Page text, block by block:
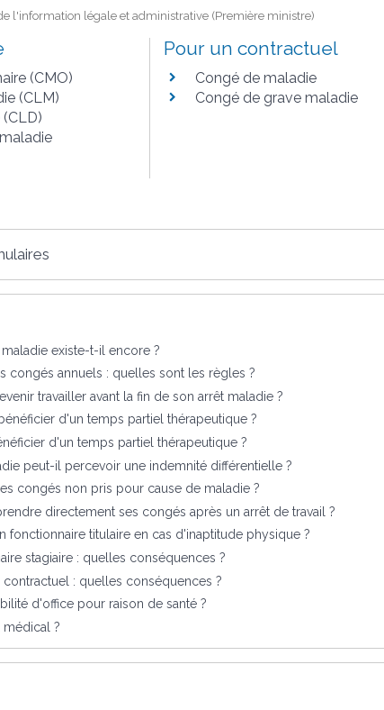
l'information légale et administrative (Première ministre)
(CMO)
(CLM)
Pour un contractuel
Congé de maladie
Congé de grave maladie
existe-t-il encore ?
congés annuels : quelles sont les règles ?
travailler avant la fin de son arrêt maladie ?
d'un temps partiel thérapeutique ?
d'un temps partiel thérapeutique ?
peut-il percevoir une indemnité différentielle ?
congés non pris pour cause de maladie ?
directement ses congés après un arrêt de travail ?
fonctionnaire titulaire en cas d'inaptitude physique ?
stagiaire : quelles conséquences ?
: quelles conséquences ?
d'office pour raison de santé ?
?